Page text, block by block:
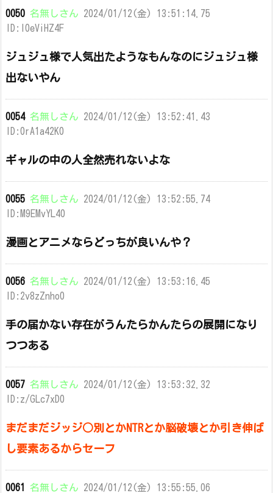
0050 名無しさん 2024/01/12(金) 13:51:14.75
ID:l0eViHZ4F
ジュジュ様で人気出たようなもんなのにジュジュ様
出ないやん
0054 名無しさん 2024/01/12(金) 13:52:41.43
ID:0rA1a42K0
ギャルの中の人全然売れないよな
0055 名無しさん 2024/01/12(金) 13:52:55.74
ID:M9EMvYL40
漫画とアニメならどっちが良いんや？
0056 名無しさん 2024/01/12(金) 13:53:16.45
ID:2v8zZnho0
手の届かない存在がうんたらかんたらの展開になり
つつある
0057 名無しさん 2024/01/12(金) 13:53:32.32
ID:z/GLc7xD0
まだまだジッジ○別とかNTRとか脳破壊とか引き伸ば
し要素あるからセーフ
0061 名無しさん 2024/01/12(金) 13:55:55.06